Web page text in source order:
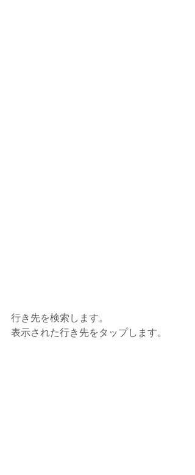
行き先を検索します。
表示された行き先をタップします。